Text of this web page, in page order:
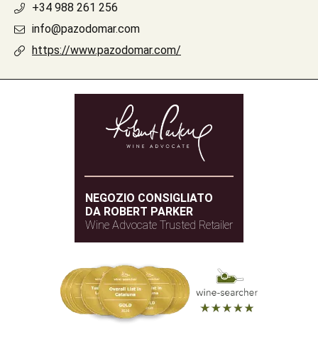
+34 988 261 256
info@pazodomar.com
https://www.pazodomar.com/
NEGOZIO CONSIGLIATO
DA ROBERT PARKER
Wine Advocate Trusted Retailer